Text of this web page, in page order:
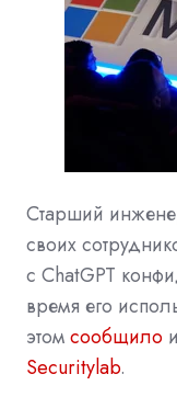
Cтарший
своих
с ChatGPT
время его
этомсообщило
Securitylab.